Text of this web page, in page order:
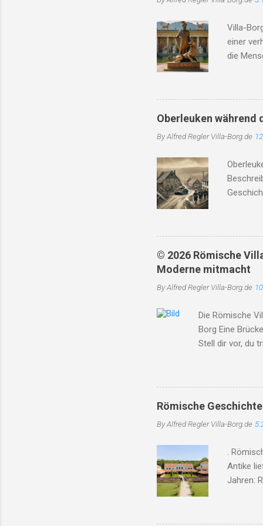
Website
Villa-
einer
die
Die
Region
Die
gedroht,
Oberleuken während
By Alfred ReglerVilla-Borg.de
wurde
© 2026 Römische
Moderne mitmacht
By Alfred ReglerVilla-Borg.de
Die Römische
Borg Eine
Stell dir vor, du
Zeit einen
Solarpaneele
das Brot
den er vor
neidisch gucken
Römische
By Alfred ReglerVilla-Borg.de
.
Antike
Jahren: